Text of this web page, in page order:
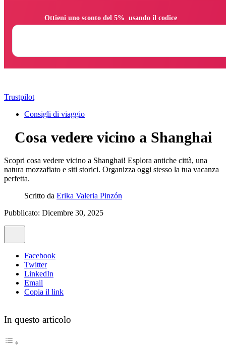
Trustpilot
Consigli di viaggio
Cosa vedere vicino a Shanghai
Scopri cosa vedere vicino a Shanghai! Esplora antiche città, una
natura mozzafiato e siti storici. Organizza oggi stesso la tua vacanza
perfetta.
Scritto da Erika Valeria Pinzón
Pubblicato: Dicembre 30, 2025
Facebook
Twitter
LinkedIn
Email
Copia il link
In questo articolo